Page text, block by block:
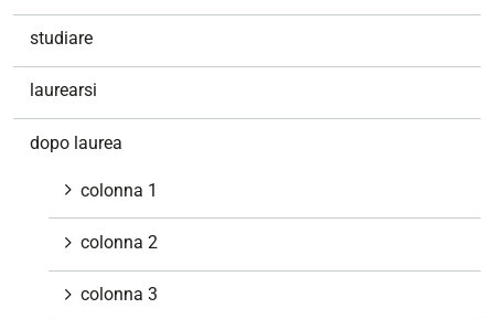
studiare
laurearsi
dopo laurea
colonna 1
colonna 2
colonna 3